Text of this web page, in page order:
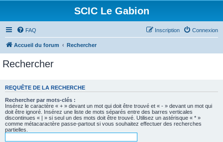
SCIC Le Gabion
FAQ Connexion
Inscription
Accueil du forum Rechercher
Rechercher
REQUÊTE DE LA RECHERCHE
Rechercher par mots-clés :
Insérez le caractère « + » devant un mot qui doit être trouvé et « - » devant un mot qui
doit être ignoré. Insérez une liste de mots séparés entre des barres verticales
discontinues « | » si seul un des mots doit être trouvé. Utilisez un astérisque « * »
comme métacaractère passe-partout si vous souhaitez effectuer des recherches
partielles.